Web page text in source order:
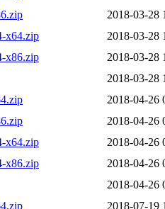
2018-03-28
x64.zip
2018-03-28
x86.zip
2018-03-28
2018-03-28
2018-04-26
2018-04-26
x64.zip
2018-04-26
x86.zip
2018-04-26
2018-04-26
2018-07-19